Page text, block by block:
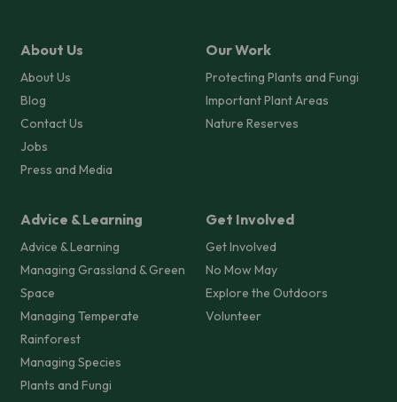
About Us
About Us
Blog
Contact Us
Jobs
Press and Media
Our Work
Protecting Plants and Fungi
Important Plant Areas
Nature Reserves
Advice & Learning
Advice & Learning
Managing Grassland & Green
Space
Managing Temperate
Rainforest
Managing Species
Plants and Fungi
Get Involved
Get Involved
No Mow May
Explore the Outdoors
Volunteer